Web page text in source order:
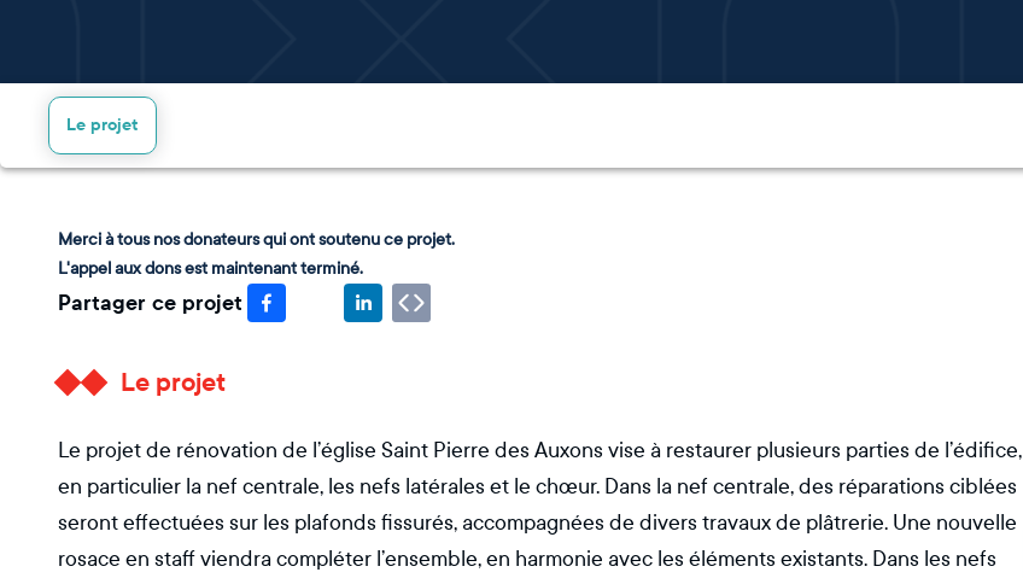
Le projet
Merci à tous nos donateurs qui ont soutenu ce projet.
L'appel aux dons est maintenant terminé.
Partager ce projet
Le projet
Le projet de rénovation de l’église Saint Pierre des Auxons vise à restaurer plusieurs parties de l’édifice,
en particulier la nef centrale, les nefs latérales et le chœur. Dans la nef centrale, des réparations ciblées
seront effectuées sur les plafonds fissurés, accompagnées de divers travaux de plâtrerie. Une nouvelle
rosace en staff viendra compléter l’ensemble, en harmonie avec les éléments existants. Dans les nefs